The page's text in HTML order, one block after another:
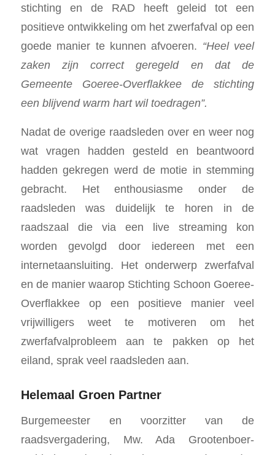
stichting en de RAD heeft geleid tot een
positieve ontwikkeling om het zwerfafval op een
goede manier te kunnen afvoeren. “Heel veel
zaken zijn correct geregeld en dat de
Gemeente Goeree-Overflakkee de stichting
een blijvend warm hart wil toedragen”.
Nadat de overige raadsleden over en weer nog
wat vragen hadden gesteld en beantwoord
hadden gekregen werd de motie in stemming
gebracht. Het enthousiasme onder de
raadsleden was duidelijk te horen in de
raadszaal die via een live streaming kon
worden gevolgd door iedereen met een
internetaansluiting. Het onderwerp zwerfafval
en de manier waarop Stichting Schoon Goeree-
Overflakkee op een positieve manier veel
vrijwilligers weet te motiveren om het
zwerfafvalprobleem aan te pakken op het
eiland, sprak veel raadsleden aan.
Helemaal Groen Partner
Burgemeester en voorzitter van de
raadsvergadering, Mw. Ada Grootenboer-